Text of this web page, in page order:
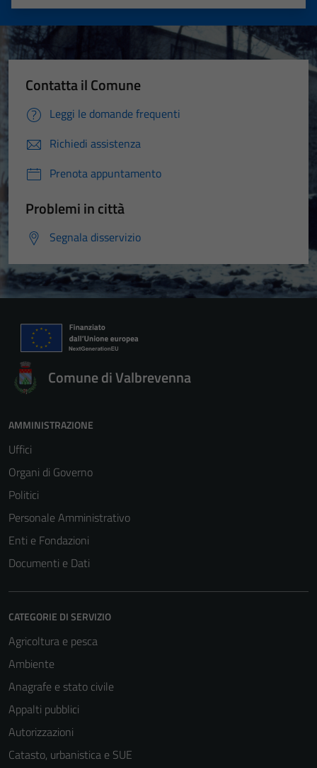
Valuta 5 stelle su 5
Valuta 4 stelle su 5
Valuta 3 stelle su 5
Valuta 2 stelle su 5
Valuta 1 stelle su 5
Contatta il Comune
Leggi le domande frequenti
Richiedi assistenza
Prenota appuntamento
Problemi in città
Segnala disservizio
Comune di Valbrevenna
AMMINISTRAZIONE
Uffici
Organi di Governo
Politici
Personale Amministrativo
Enti e Fondazioni
Documenti e Dati
CATEGORIE DI SERVIZIO
Agricoltura e pesca
Ambiente
Anagrafe e stato civile
Appalti pubblici
Autorizzazioni
Catasto, urbanistica e SUE